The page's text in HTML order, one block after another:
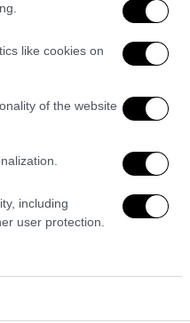
like cookies on
of the website
including
user protection.
καμία
σε
που
στο